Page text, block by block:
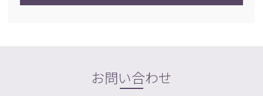
お問い合わせ